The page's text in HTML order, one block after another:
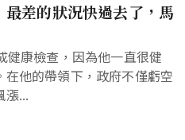
最差的狀況快過去了，馬
健康檢查，因為他一直很健
他的帶領下，政府不僅虧空
漲...